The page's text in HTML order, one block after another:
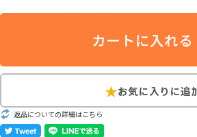
レディース
雑貨/小物
Search by Particular
返品についての詳細はこちら